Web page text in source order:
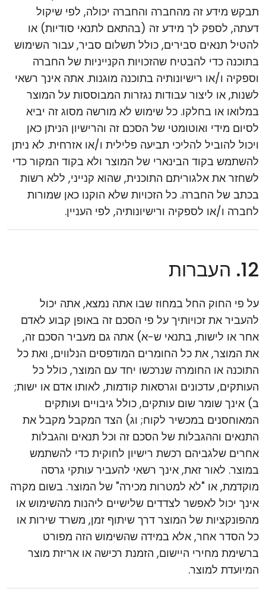
תבקש מידע זה מהחברה והחברה יכולה, לפי שיקול
דעתה, לספק לך מידע זה (בהתאם לתנאי סודיות) או
להטיל תנאים סבירים, כולל תשלום סביר, עבור השימוש
בתוכנה כדי להבטיח שהזכויות הקנייניות של החברה
וספקיה ו/או רישיונותיה בתוכנה מוגנות. אתה אינך רשאי
לשנות, או ליצור עבודות נגזרות המבוססות על המוצר
במלואו או בחלקו. כל שימוש לא מורשה מסוג זה יביא
לסיום מידי ואוטומטי של הסכם זה והרישיון הניתן כאן
ויכול להוביל להליכי תביעה פלילית ו/או אזרחית. לא ניתן
להשתמש בקוד הבינארי של המוצר ולא בקוד המקור כדי
לשחזר את אלגוריתם התוכנית, שהוא קנייני, ללא רשות
בכתב של החברה. כל הזכויות שלא הוקנו כאן שמורות
לחברה ו/או לספקיה ורישיונותיה, לפי העניין.
12. העברות
על פי החוק החל במחוז שבו אתה נמצא, אתה יכול
להעביר את זכויותיך על פי הסכם זה באופן קבוע לאדם
אחר או לישות, בתנאי ש-א) אתה גם מעביר הסכם זה,
את המוצר, את כל החומרים המודפסים הנלווים, ואת כל
התוכנה או החומרה שנרכשו יחד עם המוצר, כולל כל
העותקים, עדכונים וגרסאות קודמות, לאותו אדם או ישות;
ב) אינך שומר שום עותקים, כולל גיבויים ועותקים
המאוחסנים במכשיר לקוח; וג) הצד המקבל מקבל את
התנאים וההגבלות של הסכם זה וכל תנאים והגבלות
אחרים שלגביהם רכשת רישיון לחוקית כדי להשתמש
במוצר. לאור זאת, אינך רשאי להעביר עותקי גרסה
מוקדמת, או "לא למטרות מכירה" של המוצר. בשום מקרה
אינך יכול לאפשר לצדדים שלישיים ליהנות מהשימוש או
מהפונקציות של המוצר דרך שיתוף זמן, משרד שירות או
כל הסדר אחר, אלא במידה שהשימוש הזה מפורט
ברשימת מחירי היישום, הזמנת רכישה או אריזת מוצר
המיועדת למוצר.